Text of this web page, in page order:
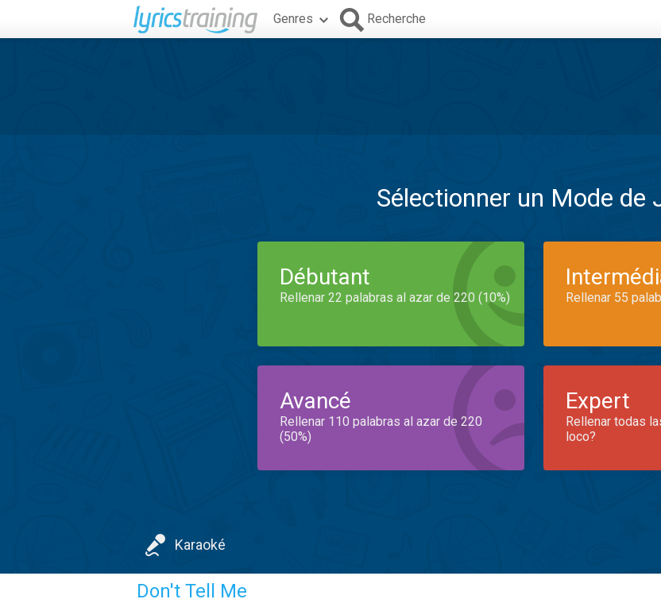
Genres Recherche
Sélectionner un Mode de
Débutant
Rellenar 22 palabras al azar de 220 (10%) Rellenar 55
Avancé
Rellenar 110 palabras al azar de 220
(50%)
Expert
Rellenar todas
loco?
Karaoké
Don't Tell Me